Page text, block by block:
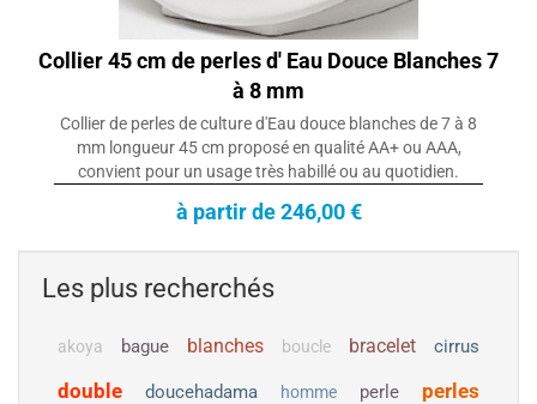
Collier 45 cm de perles d' Eau Douce Blanches 7
à 8 mm
Collier de perles de culture d'Eau douce blanches de 7 à 8
mm longueur 45 cm proposé en qualité AA+ ou AAA,
convient pour un usage très habillé ou au quotidien.
à partir de 246,00 €
Les plus recherchés
akoya bague blanches boucle bracelet cirrus
double doucehadama homme perle perles